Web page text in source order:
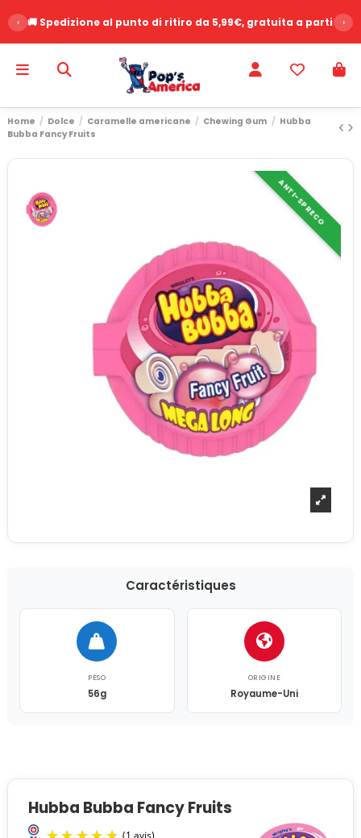
‹ 🚚 Spedizione al punto di ritiro da 5,99€, gratuita a partire›
Home Dolce Caramelle americane Chewing Gum
Hubba
Bubba Fancy Fruits
ANTI-SPRECO
Caractéristiques
PESO
56g
ORIGINE
Royaume-Uni
Hubba Bubba Fancy Fruits